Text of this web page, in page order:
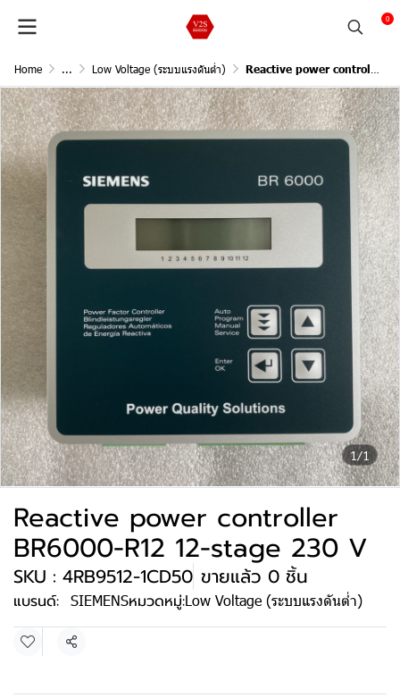
0
Home ... Low Voltage (ระบบแรงดันต่ำ) Reactive power controller BR6000-R12 12-stage 230 V
1/1
Reactive power controller
BR6000-R12 12-stage 230 V
SKU : 4RB9512-1CD50 ขายแล้ว 0 ชิ้น
แบรนด์: SIEMENSหมวดหมู่:Low Voltage (ระบบแรงดันต่ำ)
แชร์